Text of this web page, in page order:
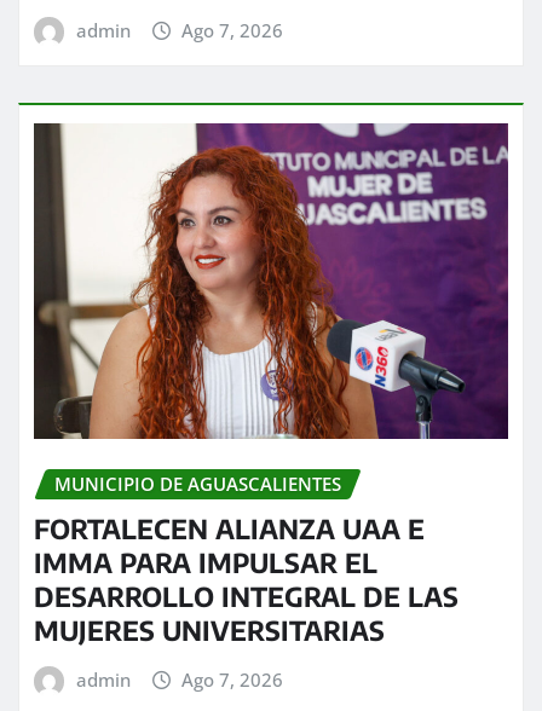
admin Ago 7, 2026
MUNICIPIO DE AGUASCALIENTES
FORTALECEN ALIANZA UAA E
IMMA PARA IMPULSAR EL
DESARROLLO INTEGRAL DE LAS
MUJERES UNIVERSITARIAS
admin Ago 7, 2026